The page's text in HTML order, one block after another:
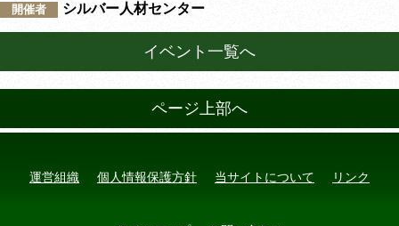
開催者
シルバー人材センター
イベント一覧へ
ページ上部へ
運営組織 個人情報保護方針 当サイトについて リンク